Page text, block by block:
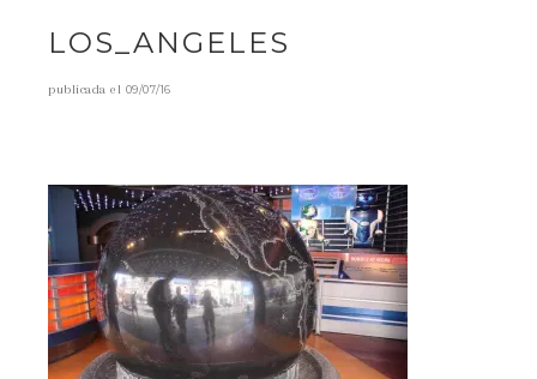
LOS_ANGELES
publicada el 09/07/16